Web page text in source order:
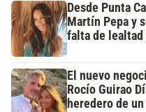
Desde Punta
Martín Pepa y
falta de
El nuevo
Rocío Guirao
heredero de